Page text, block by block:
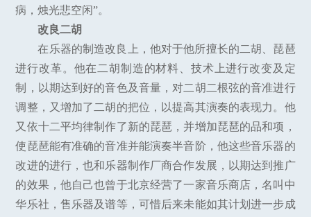
病，烛光悲空闲”。
改良二胡
在乐器的制造改良上，他对于他所擅长的二胡、琵琶
进行改革。他在二胡制造的材料、技术上进行改变及定
制，以期达到好的音色及音量，对二胡二根弦的音准进行
调整，又增加了二胡的把位，以提高其演奏的表现力。他
又依十二平均律制作了新的琵琶，并增加琵琶的品和项，
使琵琶能有准确的音准并能演奏半音阶，他这些音乐器的
改进的进行，也和乐器制作厂商合作发展，以期达到推广
的效果，他自己也曾于北京经营了一家音乐商店，名叫中
华乐社，售乐器及谱等，可惜后来未能如其计划进一步成